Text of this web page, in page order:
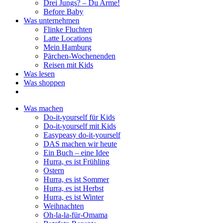
Drei Jungs? – Du Arme!
Before Baby
Was unternehmen
Flinke Fluchten
Latte Locations
Mein Hamburg
Pärchen-Wochenenden
Reisen mit Kids
Was lesen
Was shoppen
Was machen
Do-it-yourself für Kids
Do-it-yourself mit Kids
Easypeasy do-it-yourself
DAS machen wir heute
Ein Buch – eine Idee
Hurra, es ist Frühling
Ostern
Hurra, es ist Sommer
Hurra, es ist Herbst
Hurra, es ist Winter
Weihnachten
Oh-la-la-für-Omama